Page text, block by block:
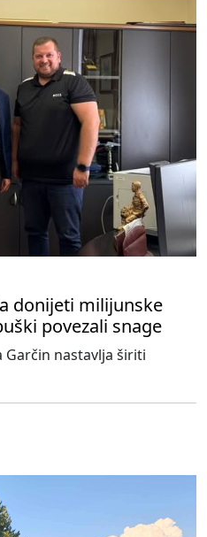
donijeti milijunske
povezali snage
Garčin nastavlja širiti